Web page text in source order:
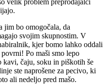
jim bo omogočala, da
svojim skupnostim. V
kjer bomo lahko oddali
Po maši smo lepo
kavi, čaju, soku in piškotih še
ste naprošene za pecivo, ki
ali nedeljo pred mašo.